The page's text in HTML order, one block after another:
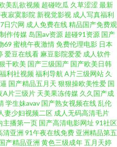
频 成人年无 欧美日韩色中色 遮挡在线
免费看看 97一本道dy亚洲一区 日本αV
的 欧美成人性爱网站 99re热这里 日本
没有 国产一国产看免费 综合熟女午夜
片麻 日韩无在线播放 大伊香蕉 国产在
无码中文网 强乱中文字 中文字幕中文
美乱欲视频 超碰吃瓜 久草涩涩 最新
寂寞影院 新视觉影视 成人写真福利
日穴网 成人免费在线精品国产免费观
作传媒 岛国av资源 超碰91资源 国产
69 蜜桃午夜激情免费伦理电影 日本
爱豆在线看 麻豆影院爱爱 成人软件
干欧美 国产三级国产 国产欧美日韩
利社视频福利导航 A片三级网站 久
国产精品五月天 狠狠操欧美性爱 国
A片三级片 天美果冻传媒 久久国产成
学生妹avav 国产熟女视频在线乱伦
妻少妇视频二区 成人无码高清毛片
主播第一页 国产高清电影网址 91社区
清亚洲 91午夜在线免费 亚洲精品第五
产精品亚洲 黄色三级成年五月天婷